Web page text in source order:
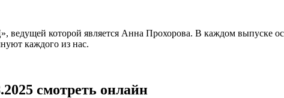
которой является Анна Прохорова. В каждом выпуске
каждого из нас.
смотреть онлайн